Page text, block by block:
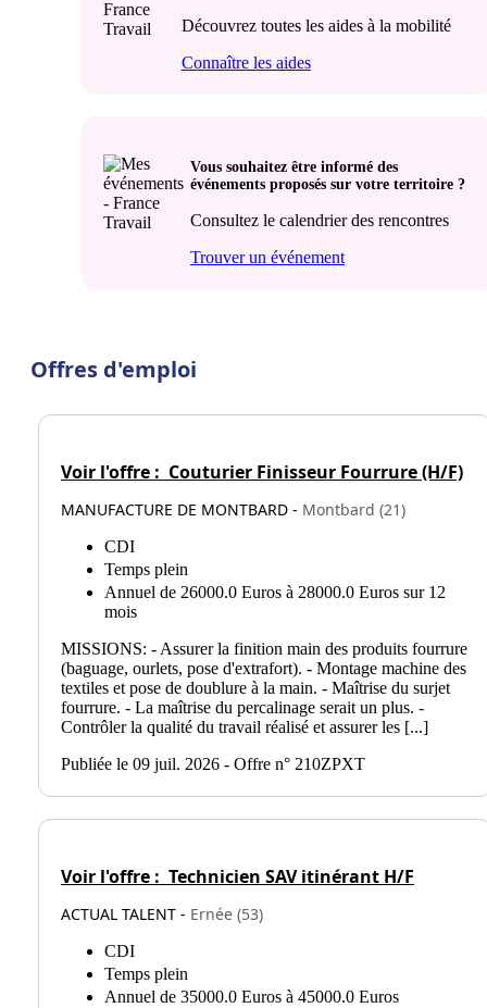
Découvrez toutes les aides à la mobilité
Connaître les aides
Vous souhaitez être informé des
événements proposés sur votre territoire ?
Consultez le calendrier des rencontres
Trouver un événement
Offres d'emploi
Voir l'offre : Couturier Finisseur Fourrure (H/F)
MANUFACTURE DE MONTBARD - Montbard (21)
CDI
Temps plein
Annuel de 26000.0 Euros à 28000.0 Euros sur 12
mois
MISSIONS: - Assurer la finition main des produits fourrure
(baguage, ourlets, pose d'extrafort). - Montage machine des
textiles et pose de doublure à la main. - Maîtrise du surjet
fourrure. - La maîtrise du percalinage serait un plus. -
Contrôler la qualité du travail réalisé et assurer les [...]
Publiée le 09 juil. 2026 - Offre n° 210ZPXT
Voir l'offre : Technicien SAV itinérant H/F
ACTUAL TALENT - Ernée (53)
CDI
Temps plein
Annuel de 35000.0 Euros à 45000.0 Euros